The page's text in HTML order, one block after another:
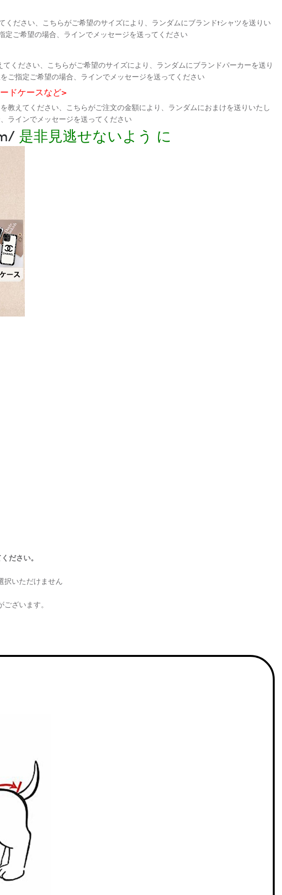
ださい、こちらがご希望のサイズにより、ランダムにブランドtシャツを送りい
ご希望の場合、ラインでメッセージを送ってください
ください、こちらがご希望のサイズにより、ランダムにブランドパーカーを送り
ご指定ご希望の場合、ラインでメッセージを送ってください
ドケースなど>
えてください、こちらがご注文の金額により、ランダムにおまけを送りいたし
ラインでメッセージを送ってください
是非見逃せないよう に
ださい。
択いただけません
ざいます。